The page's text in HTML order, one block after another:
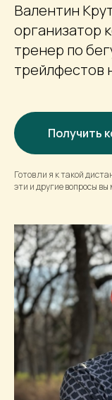
Валентин
организатор
тренер по
трейлфестов
Получить
Готов ли я к такой
эти и другие вопросы